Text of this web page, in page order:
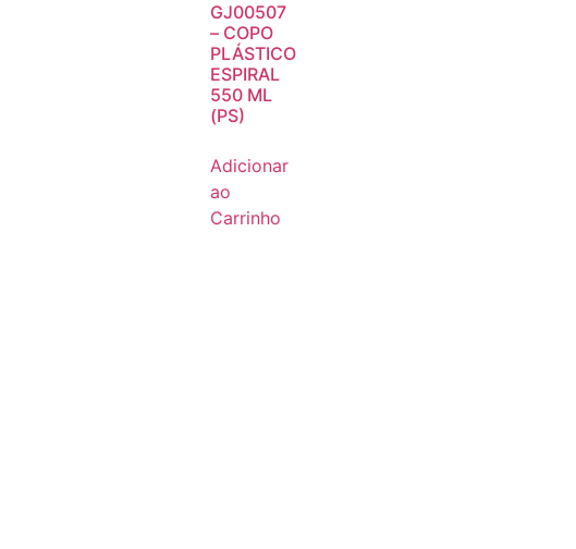
GJ00507
– COPO
PLÁSTICO
ESPIRAL
550 ML
(PS)
Adicionar
ao
Carrinho